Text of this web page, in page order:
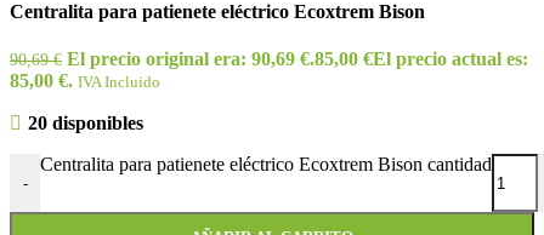
Centralita para patienete eléctrico Ecoxtrem Bison
90,69€ El precio original era: 90,69 €.85,00 €El precio actual es:
85,00 €. IVA Incluido
20 disponibles
-
Centralita para patienete eléctrico Ecoxtrem Bison cantidad